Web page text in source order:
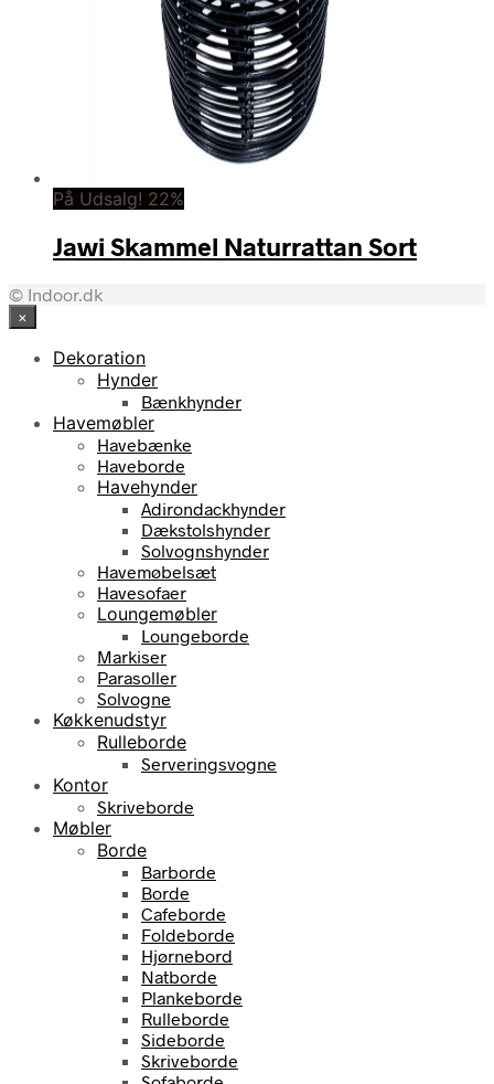
På Udsalg! 22%
Jawi Skammel Naturrattan Sort
© Indoor.dk
×
Dekoration
Hynder
Bænkhynder
Havemøbler
Havebænke
Haveborde
Havehynder
Adirondackhynder
Dækstolshynder
Solvognshynder
Havemøbelsæt
Havesofaer
Loungemøbler
Loungeborde
Markiser
Parasoller
Solvogne
Køkkenudstyr
Rulleborde
Serveringsvogne
Kontor
Skriveborde
Møbler
Borde
Barborde
Borde
Cafeborde
Foldeborde
Hjørnebord
Natborde
Plankeborde
Rulleborde
Sideborde
Skriveborde